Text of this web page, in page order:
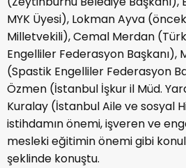
MYK Üyesi), Lokman Ayva
Milletvekili), Cemal Merdan
Engelliler Federasyon Başkanı),
(Spastik Engelliler Federasyon
Özmen (İstanbul İşkur il Müd.
Kuralay (İstanbul Aile ve sosyal
istihdamın önemi, işveren ve
mesleki eğitimin önemi gibi
şeklinde konuştu.